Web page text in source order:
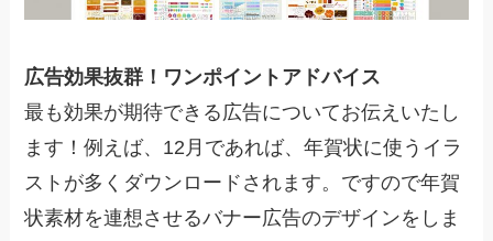
広告効果抜群！ワンポイントアドバイス
最も効果が期待できる広告についてお伝えいたし
ます！例えば、12月であれば、年賀状に使うイラ
ストが多くダウンロードされます。ですので年賀
状素材を連想させるバナー広告のデザインをしま